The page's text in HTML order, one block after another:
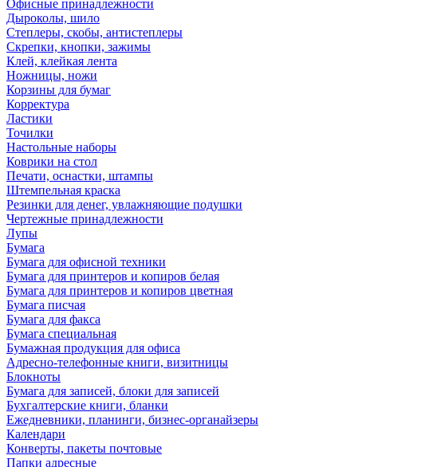
Офисные принадлежности
Дыроколы, шило
Степлеры, скобы, антистеплеры
Скрепки, кнопки, зажимы
Клей, клейкая лента
Ножницы, ножи
Корзины для бумаг
Корректура
Ластики
Точилки
Настольные наборы
Коврики на стол
Печати, оснастки, штампы
Штемпельная краска
Резинки для денег, увлажняющие подушки
Чертежные принадлежности
Лупы
Бумага
Бумага для офисной техники
Бумага для принтеров и копиров белая
Бумага для принтеров и копиров цветная
Бумага писчая
Бумага для факса
Бумага специальная
Бумажная продукция для офиса
Адресно-телефонные книги, визитницы
Блокноты
Бумага для записей, блоки для записей
Бухгалтерские книги, бланки
Ежедневники, планинги, бизнес-органайзеры
Календари
Конверты, пакеты почтовые
Папки адресные